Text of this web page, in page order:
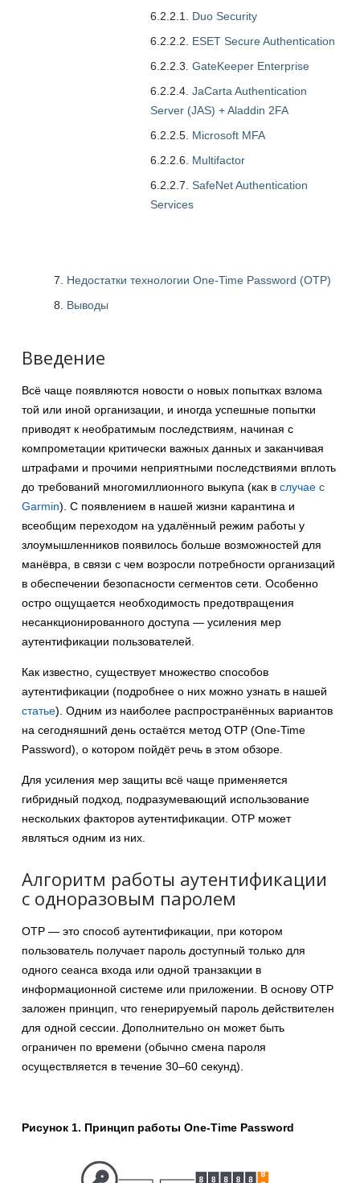
6.2.2.1. Duo Security
6.2.2.2. ESET Secure Authentication
6.2.2.3. GateKeeper Enterprise
6.2.2.4. JaCarta Authentication
Server (JAS) + Aladdin 2FA
6.2.2.5. Microsoft MFA
6.2.2.6. Multifactor
6.2.2.7. SafeNet Authentication
Services
Недостатки технологии One-Time Password (OTP)
Выводы
Введение
Всё чаще появляются новости о новых попытках взлома
той или иной организации, и иногда успешные попытки
приводят к необратимым последствиям, начиная с
компрометации критически важных данных и заканчивая
штрафами и прочими неприятными последствиями вплоть
до требований многомиллионного выкупа (как в случае с
Garmin). С появлением в нашей жизни карантина и
всеобщим переходом на удалённый режим работы у
злоумышленников появилось больше возможностей для
манёвра, в связи с чем возросли потребности организаций
в обеспечении безопасности сегментов сети. Особенно
остро ощущается необходимость предотвращения
несанкционированного доступа — усиления мер
аутентификации пользователей.
Как известно, существует множество способов
аутентификации (подробнее о них можно узнать в нашей
статье). Одним из наиболее распространённых вариантов
на сегодняшний день остаётся метод OTP (One-Time
Password), о котором пойдёт речь в этом обзоре.
Для усиления мер защиты всё чаще применяется
гибридный подход, подразумевающий использование
нескольких факторов аутентификации. OTP может
являться одним из них.
Алгоритм работы аутентификации
с одноразовым паролем
OTP — это способ аутентификации, при котором
пользователь получает пароль доступный только для
одного сеанса входа или одной транзакции в
информационной системе или приложении. В основу OTP
заложен принцип, что генерируемый пароль действителен
для одной сессии. Дополнительно он может быть
ограничен по времени (обычно смена пароля
осуществляется в течение 30–60 секунд).
Рисунок 1. Принцип работы One-Time Password